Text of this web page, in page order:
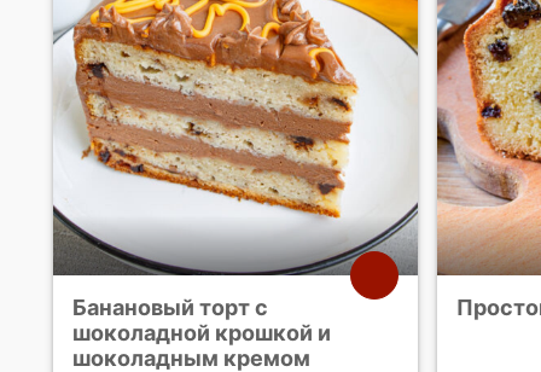
Банановый торт с
шоколадной крошкой и
шоколадным кремом